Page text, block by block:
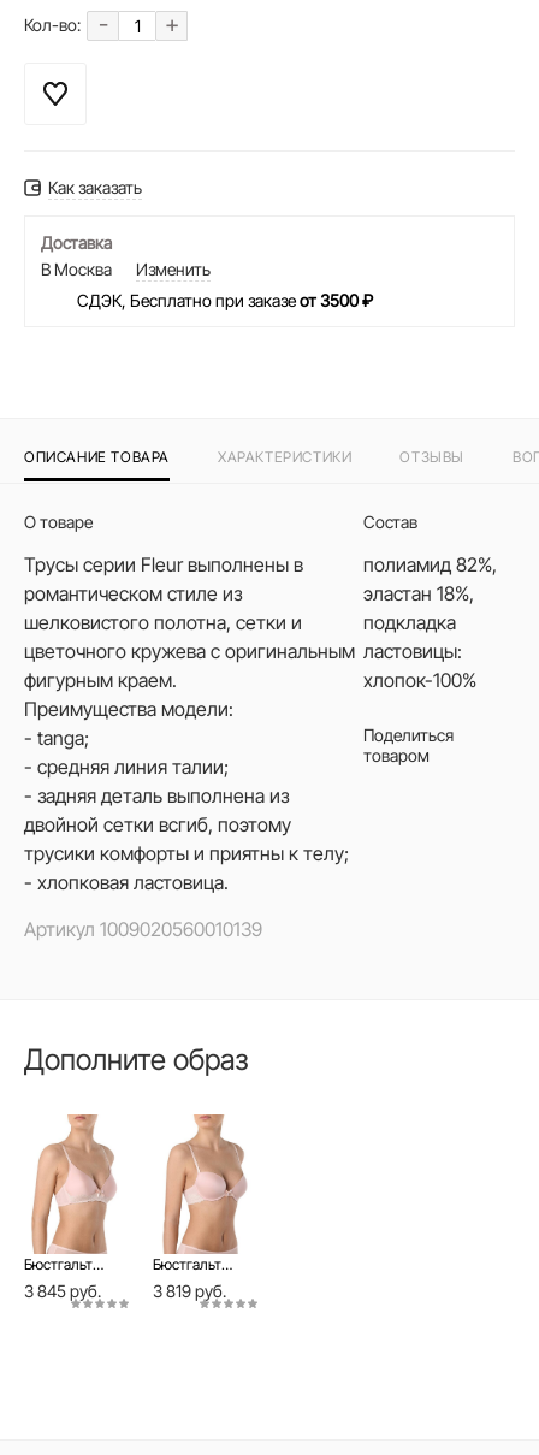
Кол-во: - +
Как заказать
Доставка
В Москва
Изменить
СДЭК, Бесплатно при заказеот 3500 ₽
ОПИСАНИЕ ТОВАРА ХАРАКТЕРИСТИКИ ОТЗЫВЫ
О товаре
Трусы серии Fleur выполнены в
романтическом стиле из
шелковистого полотна, сетки и
цветочного кружева с оригинальным
фигурным краем.
Преимущества модели:
- tanga;
- средняя линия талии;
- задняя деталь выполнена из
двойной сетки всгиб, поэтому
трусики комфорты и приятны к телу;
- хлопковая ластовица.
Артикул 1009020560010139
Состав
полиамид 82%,
эластан 18%,
подкладка
ластовицы:
хлопок-100%
Поделиться
товаром
Дополните образ
Бюстгальтер FLEUR TB7053
3 845 руб.
Бюстгальтер женский FLEUR TB3052 камея
3 819 руб.